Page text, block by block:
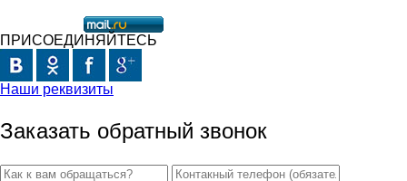
ПРИСОЕДИНЯЙТЕСЬ
Наши реквизиты
Заказать обратный звонок